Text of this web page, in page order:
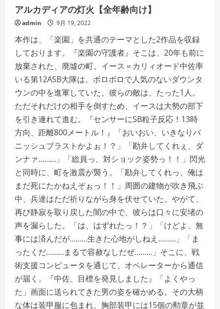
アルカディアの灯火【全年齢向け】
admin 9月 19, 2022
本作は、「楽園」を共通のテーマとした2作品を収録
しております。『楽園の守護者』そこは、20年も前に
放棄された、廃墟の町。イース＝カリィオード中佐率
いる第12ASB大隊は、ボロボロで人気のないダウンタ
ウンの中を進軍していた。彼らの敵は、たった1人。
ただそれだけの相手を倒すため、イースは大勢の部下
を引き連れて進む。『センサーにSB粒子反応！13時
方向、距離800メートル！』「おいおい、いきなりバ
ニッシュブラストかよぉ！？」「勘弁してくれぇ、ダ
ンナァ………」「総員っ、対ショック姿勢っ！！」閃光
と同時に、町を激震が襲う。「勘弁してくれっ、俺は
まだ死にたかねえぞぉっ！！」周囲の建物が吹き飛ぶ
中、兵達はただ祈りながら身を伏せていた。やがて、
再び静寂を取り戻した闇の中で、彼らは口々に安堵の
声を漏らした。「は、はずれたっ！？」「けどよ、無
事には済んだが………生きた心地がしねえ………」「ま
ったくだ………まるで容赦なしだぜ………」そこに、戦
術支援コンピュータを通じて、オペレーターから通信
が届く。『中佐、目標を発見しました』「よくやっ
た」画面に送られてきた男の姿を確かめる。その大柄
な体は装甲服に包まれ、胸部装甲には15個の勲章が並